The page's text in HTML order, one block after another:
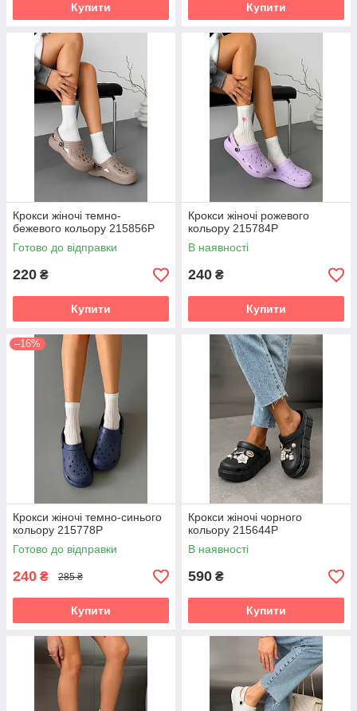
Купити Купити
Крокси жіночі темно-
бежевого кольору 215856P
Готово до відправки
220 ₴
Купити
Крокси жіночі рожевого
кольору 215784P
В наявності
240 ₴
Купити
–16%
Крокси жіночі темно-синього
кольору 215778P
Готово до відправки
240 ₴ 285 ₴
Купити
Крокси жіночі чорного
кольору 215644P
В наявності
590 ₴
Купити